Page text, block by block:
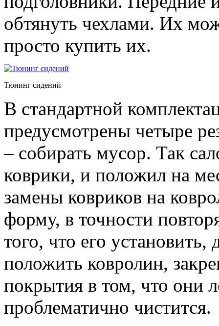
обтянуть чехлами. Их
просто купить их.
Тюнинг сидений
В стандартной
предусмотрены четыре
– собирать мусор. Так
коврики, и положил на
замены ковриков на
форму, в точности
того, что его
положить ковролин,
покрытия в том, что они
проблематично чистится.